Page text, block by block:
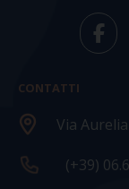
CONTATTI
Via
(+39)